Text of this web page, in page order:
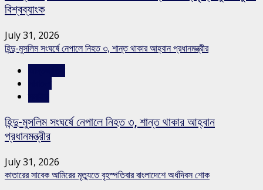
বিশ্বব্যাংক
July 31, 2026
হিন্দু-মুসলিম সংঘর্ষে নেপালে নিহত ৩, শান্ত থাকার আহ্বান প্রধানমন্ত্রীর
হিন্দু-মুসলিম সংঘর্ষে নেপালে নিহত ৩, শান্ত থাকার আহ্বান
প্রধানমন্ত্রীর
July 31, 2026
কাতারের সাবেক আমিরের মৃত্যুতে বৃহস্পতিবার বাংলাদেশে অর্ধদিবস শোক